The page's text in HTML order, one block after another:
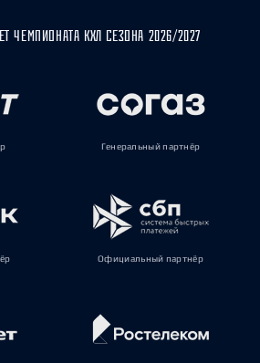
ЧЕМПИОНАТА КХЛ СЕЗОНА 2026/2027
Генеральный партнёр
Официальный партнёр